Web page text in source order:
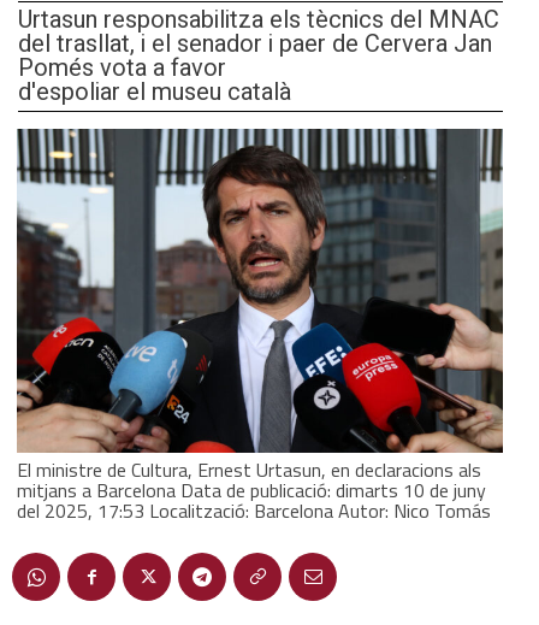
Urtasun responsabilitza els tècnics del MNAC
del trasllat, i el senador i paer de Cervera Jan
Pomés vota a favor
d'espoliar el museu català
El ministre de Cultura, Ernest Urtasun, en declaracions als
mitjans a Barcelona Data de publicació: dimarts 10 de juny
del 2025, 17:53 Localització: Barcelona Autor: Nico Tomás